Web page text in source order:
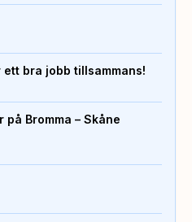
ett bra jobb tillsammans!
Bromma – Skåne